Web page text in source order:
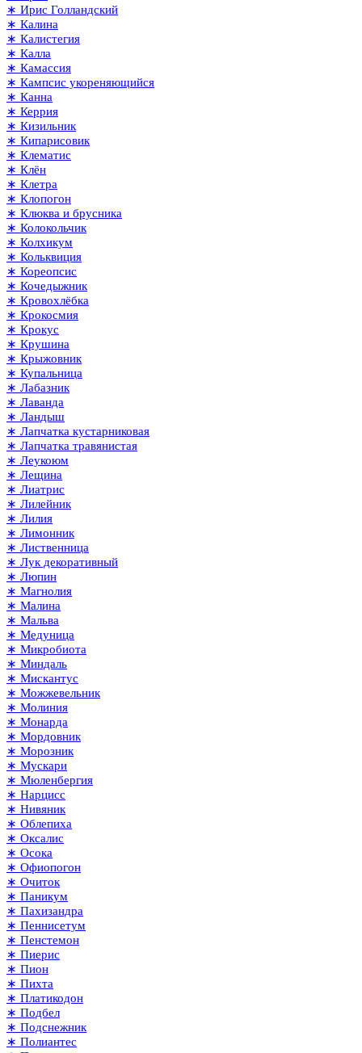
∗ Ирис Голландский
∗ Калина
∗ Калистегия
∗ Калла
∗ Камассия
∗ Кампсис укореняющийся
∗ Канна
∗ Керрия
∗ Кизильник
∗ Кипарисовик
∗ Клематис
∗ Клён
∗ Клетра
∗ Клопогон
∗ Клюква и брусника
∗ Колокольчик
∗ Колхикум
∗ Кольквиция
∗ Кореопсис
∗ Кочедыжник
∗ Кровохлёбка
∗ Крокосмия
∗ Крокус
∗ Крушина
∗ Крыжовник
∗ Купальница
∗ Лабазник
∗ Лаванда
∗ Ландыш
∗ Лапчатка кустарниковая
∗ Лапчатка травянистая
∗ Леукоюм
∗ Лещина
∗ Лиатрис
∗ Лилейник
∗ Лилия
∗ Лимонник
∗ Лиственница
∗ Лук декоративный
∗ Люпин
∗ Магнолия
∗ Малина
∗ Мальва
∗ Медуница
∗ Микробиота
∗ Миндаль
∗ Мискантус
∗ Можжевельник
∗ Молиния
∗ Монарда
∗ Мордовник
∗ Морозник
∗ Мускари
∗ Мюленбергия
∗ Нарцисс
∗ Нивяник
∗ Облепиха
∗ Оксалис
∗ Осока
∗ Офиопогон
∗ Очиток
∗ Паникум
∗ Пахизандра
∗ Пеннисетум
∗ Пенстемон
∗ Пиерис
∗ Пион
∗ Пихта
∗ Платикодон
∗ Подбел
∗ Подснежник
∗ Полиантес